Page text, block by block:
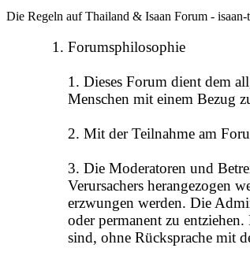
Die Regeln auf Thailand & Isaan Forum -
Forumsphilosophie
1. Dieses Forum dient dem
Menschen mit einem Bezug
2. Mit der Teilnahme am
3. Die Moderatoren und
Verursachers herangezogen
erzwungen werden. Die
oder permanent zu
sind, ohne Rücksprache mit